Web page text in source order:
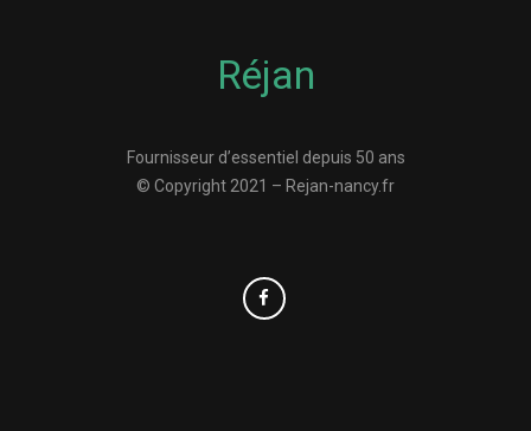
Réjan
Fournisseur d’essentiel depuis 50 ans
© Copyright 2021 – Rejan-nancy.fr